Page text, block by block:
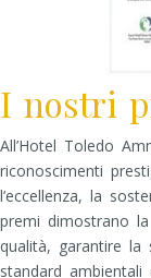
I nostri
All’Hotel Toledo
riconoscimenti
l’eccellenza, la
premi dimostrano
qualità, garantire la
standard